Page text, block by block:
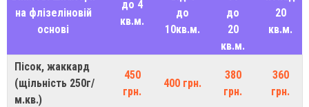
на флізеліновій
основі
до 4
кв.м.
до
10кв.м.
до
20
кв.м.
20
кв.м.
Пісок, жаккард
(щільність 250г/
м.кв.)
450
грн.
400 грн.
380
грн.
360
грн.